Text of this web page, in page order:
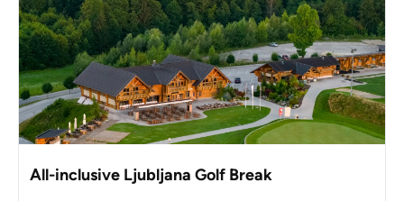
All-inclusive Ljubljana Golf Break